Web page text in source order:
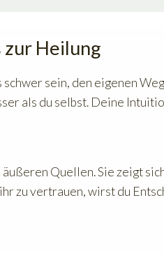
Heilung
sein, den eigenen
als du selbst. Deine
Quellen. Sie zeigt
zu vertrauen, wirst du